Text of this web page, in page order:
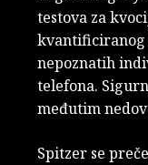
testova za
kvantificiranog
nepoznatih
telefona.
međutim
Spitzer se